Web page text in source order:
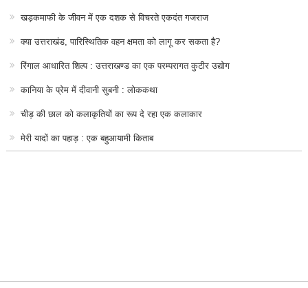
खड़कमाफी के जीवन में एक दशक से विचरते एकदंत गजराज
क्या उत्तराखंड, पारिस्थितिक वहन क्षमता को लागू कर सकता है?
रिंगाल आधारित शिल्प : उत्तराखण्ड का एक परम्परागत कुटीर उद्योग
कानिया के प्रेम में दीवानी सुबनी : लोककथा
चीड़ की छाल को कलाकृतियों का रूप दे रहा एक कलाकार
मेरी यादों का पहाड़ : एक बहुआयामी किताब